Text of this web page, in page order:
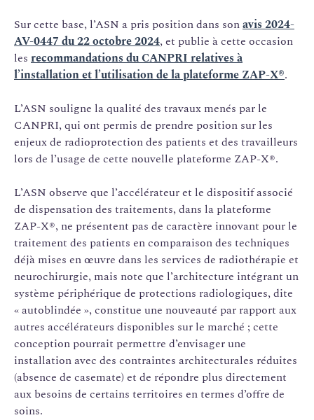
Sur cette base, l’ASN a pris position dans sonavis 2024-
AV-0447 du 22 octobre 2024, et publie à cette occasion
les recommandations du CANPRI relatives à
l’installation et l’utilisation de la plateforme ZAP-X®.
L’ASN souligne la qualité des travaux menés par le
CANPRI, qui ont permis de prendre position sur les
enjeux de radioprotection des patients et des travailleurs
lors de l’usage de cette nouvelle plateforme ZAP-X®.
L’ASN observe que l’accélérateur et le dispositif associé
de dispensation des traitements, dans la plateforme
ZAP-X®, ne présentent pas de caractère innovant pour le
traitement des patients en comparaison des techniques
déjà mises en œuvre dans les services de radiothérapie et
neurochirurgie, mais note que l’architecture intégrant un
système périphérique de protections radiologiques, dite
« autoblindée », constitue une nouveauté par rapport aux
autres accélérateurs disponibles sur le marché ; cette
conception pourrait permettre d’envisager une
installation avec des contraintes architecturales réduites
(absence de casemate) et de répondre plus directement
aux besoins de certains territoires en termes d’offre de
soins.